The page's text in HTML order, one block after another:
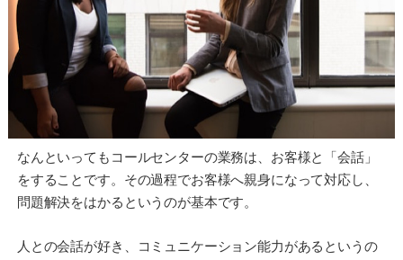
なんといってもコールセンターの業務は、お客様と「会話」
をすることです。その過程でお客様へ親身になって対応し、
問題解決をはかるというのが基本です。
人との会話が好き、コミュニケーション能力があるというの